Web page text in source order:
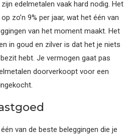
edelmetalen vaak hard nodig. Het
zo’n 9% per jaar, wat het één van
van het moment maakt. Het
in goud en zilver is dat het je niets
hebt. Je vermogen gaat pas
doorverkoopt voor een
van de beste beleggingen die je